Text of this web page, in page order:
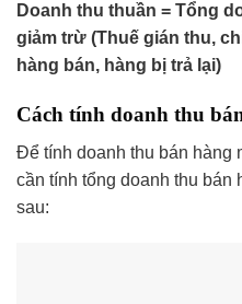
Doanh thu thuần = Tổng
giảm trừ (Thuế gián thu,
hàng bán, hàng bị trả lại)
Cách tính doanh thu
Để tính doanh thu bán hàng
cần tính tổng doanh thu bán
sau: